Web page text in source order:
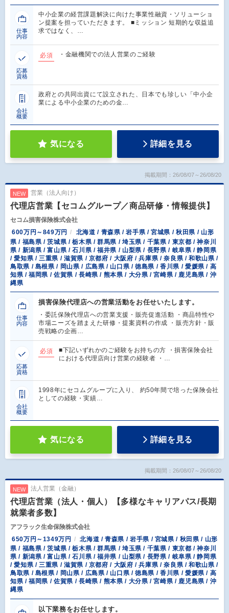
仕事
内容
中小企業の経営課題解決に向けた事業性融資・ソリューショ
ン提案を担っていただきます。 ■ミッション 短期的な収益追
求ではなく、…
応募
資格
必須 ・金融機関での法人営業のご経験
会社
概要
政府との共同出資にて設立された、日本でも珍しい「中小企
業による中小企業のための金…
気になる 詳細を見る
掲載期間：26/08/07～26/08/20
NEW 営業（法人向け）
代理店営業【セコムグループ／商品研修・情報提供】
セコム損害保険株式会社
600万円～849万円
北海道 / 青森県 / 岩手県 / 宮城県 / 秋田県 / 山形
県 / 福島県 / 茨城県 / 栃木県 / 群馬県 / 埼玉県 / 千葉県 / 東京都 / 神奈川
県 / 新潟県 / 富山県 / 石川県 / 福井県 / 山梨県 / 長野県 / 岐阜県 / 静岡県
/ 愛知県 / 三重県 / 滋賀県 / 京都府 / 大阪府 / 兵庫県 / 奈良県 / 和歌山県 /
鳥取県 / 島根県 / 岡山県 / 広島県 / 山口県 / 徳島県 / 香川県 / 愛媛県 / 高
知県 / 福岡県 / 佐賀県 / 長崎県 / 熊本県 / 大分県 / 宮崎県 / 鹿児島県 / 沖
縄県
仕事
内容
損害保険代理店への営業活動をお任せいたします。
・委託保険代理店への営業支援・販売促進活動 ・商品特性や
市場ニーズを踏まえた研修・提案資料の作成 ・販売方針・販
売戦略の企画…
応募
資格
必須
■下記いずれかのご経験をお持ちの方 ・損害保険会社
における代理店向け営業の経験者 ・…
会社
概要
1998年にセコムグループに入り、 約50年間で培った保険会社
としての経験・実績…
気になる 詳細を見る
掲載期間：26/08/07～26/08/20
NEW 法人営業（金融）
代理店営業（法人・個人）【多様なキャリアパス/長期
就業者多数】
アフラック生命保険株式会社
650万円～1349万円
北海道 / 青森県 / 岩手県 / 宮城県 / 秋田県 / 山形
県 / 福島県 / 茨城県 / 栃木県 / 群馬県 / 埼玉県 / 千葉県 / 東京都 / 神奈川
県 / 新潟県 / 富山県 / 石川県 / 福井県 / 山梨県 / 長野県 / 岐阜県 / 静岡県
/ 愛知県 / 三重県 / 滋賀県 / 京都府 / 大阪府 / 兵庫県 / 奈良県 / 和歌山県 /
鳥取県 / 島根県 / 岡山県 / 広島県 / 山口県 / 徳島県 / 香川県 / 愛媛県 / 高
知県 / 福岡県 / 佐賀県 / 長崎県 / 熊本県 / 大分県 / 宮崎県 / 鹿児島県 / 沖
縄県
以下業務をお任せします。